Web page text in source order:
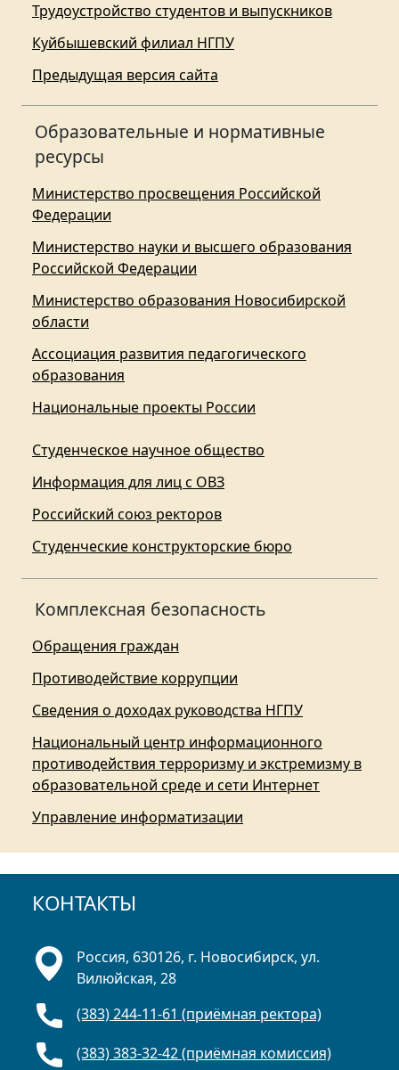
Трудоустройство студентов и выпускников
Куйбышевский филиал НГПУ
Предыдущая версия сайта
Образовательные и нормативные
ресурсы
Министерство просвещения Российской
Федерации
Министерство науки и высшего образования
Российской Федерации
Министерство образования Новосибирской
области
Ассоциация развития педагогического
образования
Национальные проекты России
Студенческое научное общество
Информация для лиц с ОВЗ
Российский союз ректоров
Студенческие конструкторские бюро
Комплексная безопасность
Обращения граждан
Противодействие коррупции
Сведения о доходах руководства НГПУ
Национальный центр информационного
противодействия терроризму и экстремизму в
образовательной среде и сети Интернет
Управление информатизации
КОНТАКТЫ
Россия, 630126, г. Новосибирск, ул.
Вилюйская, 28
(383) 244-11-61 (приёмная ректора)
(383) 383-32-42 (приёмная комиссия)